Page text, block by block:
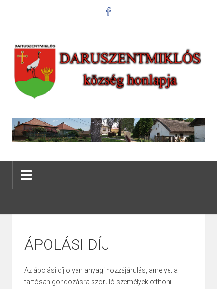
ÁPOLÁSI DÍJ
Az ápolási díj olyan anyagi hozzájárulás, amelyet a
tartósan gondozásra szoruló személyek otthoni